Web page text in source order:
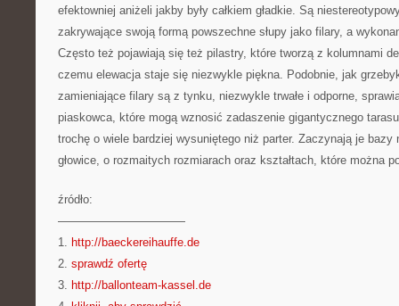
efektowniej aniżeli jakby były całkiem gładkie. Są
zakrywające swoją formą powszechne słupy jako filary, a
Często też pojawiają się też pilastry, które tworzą z kolumnami
czemu elewacja staje się niezwykle piękna. Podobnie, jak
zamieniające filary są z tynku, niezwykle trwałe i odporne,
piaskowca, które mogą wznosić zadaszenie gigantycznego
trochę o wiele bardziej wysuniętego niż parter. Zaczynają je bazy
głowice, o rozmaitych rozmiarach oraz kształtach, które można
źródło:
———————————
1. http://baeckereihauffe.de
2. sprawdź ofertę
3. http://ballonteam-kassel.de